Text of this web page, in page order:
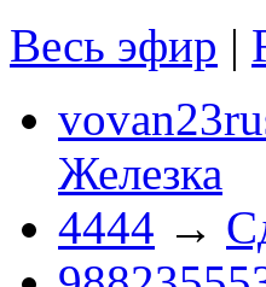
Весь эфир |
Железка
4444 →